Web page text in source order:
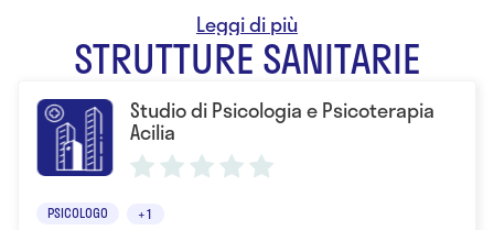
Psicoanalitica (I.R.E.P.), con lode
STRUTTURE SANITARIE
Studio di Psicologia e Psicoterapia
Acilia
PSICOLOGO +1